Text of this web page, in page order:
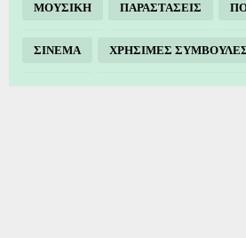
ΜΟΥΣΙΚΗ ΠΑΡΑΣΤΑΣΕΙΣ
ΣΙΝΕΜΑ ΧΡΗΣΙΜΕΣ